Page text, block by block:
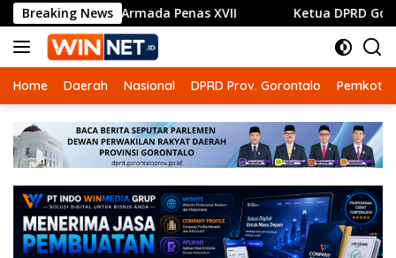
Langsung
ke
konten
Breaking News
Armada Penas XVII Ketua DPRD Gorontalo
Home Daerah Nasional DPRD Prov. Gorontalo Pemkot